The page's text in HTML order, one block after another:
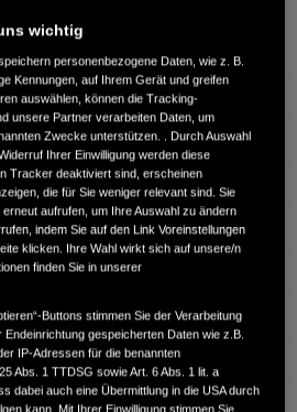
Stoff
81.981 km
Super
Automatik
5
79 kW / 107 PS
1.498 cm³
03.2022
wichtig
personenbezogene Daten, wie z. B.
Kennungen, auf Ihrem Gerät und greifen
auswählen, können die Tracking-
unsere Partner verarbeiten Daten, um
Zwecke unterstützen. . Durch Auswahl
Ihrer Einwilligung werden diese
Tracker deaktiviert sind, erscheinen
die für Sie weniger relevant sind. Sie
aufrufen, um Ihre Auswahl zu ändern
indem Sie auf den Link Voreinstellungen
klicken. Ihre Wahl wirkt sich auf unsere/n
finden Sie in unserer
Buttons stimmen Sie der Verarbeitung
gespeicherten Daten wie z.B.
IP-Adressen für die benannten
Abs. 1 TTDSG sowie Art. 6 Abs. 1 lit. a
dabei auch eine Übermittlung in die USA durch
kann. Mit Ihrer Einwilligung stimmen Sie